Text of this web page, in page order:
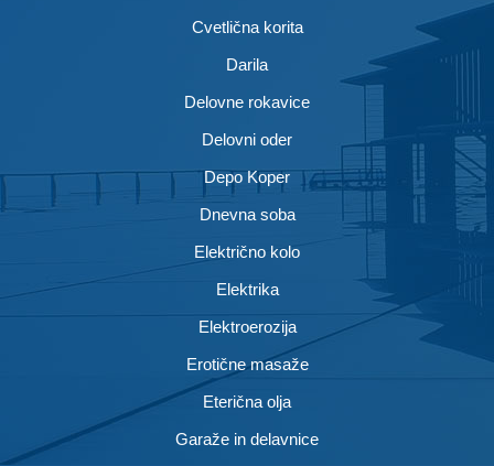
Cvetlična korita
Darila
Delovne rokavice
Delovni oder
Depo Koper
Dnevna soba
Električno kolo
Elektrika
Elektroerozija
Erotične masaže
Eterična olja
Garaže in delavnice